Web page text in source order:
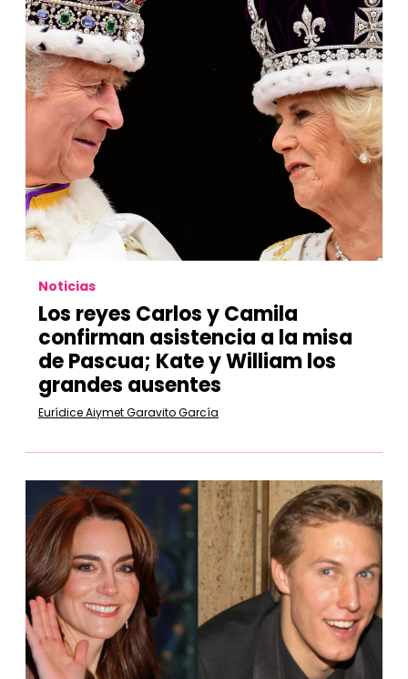
Noticias
Los reyes Carlos y Camila
confirman asistencia a la misa
de Pascua; Kate y William los
grandes ausentes
Eurídice Aiymet Garavito García